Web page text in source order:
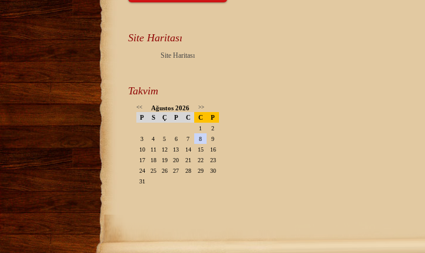
Site Haritası
Site Haritası
Takvim
<< Ağustos 2026 >>
P S Ç P C C P
1
2
3
4 5 6 7 8
9
10
11 12 13 14 15
16
17
18 19 20 21 22
23
24
25 26 27 28 29
30
31